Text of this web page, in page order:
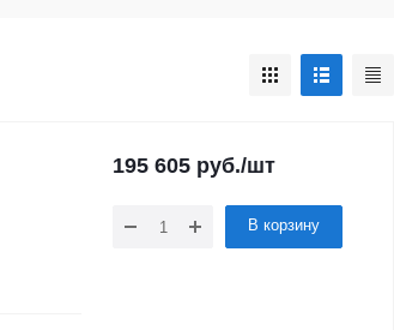
195 605 руб./шт
В корзину